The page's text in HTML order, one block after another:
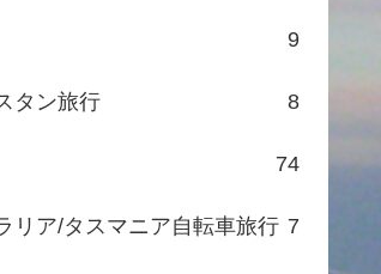
9
タン旅行 8
74
リア/タスマニア自転車旅行 7